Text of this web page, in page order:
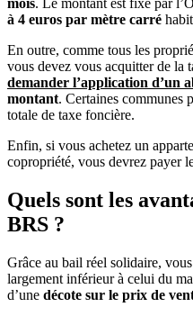
mois. Le montant est fixé par
à 4 euros par mètre carré
En outre, comme tous les
vous devez vous acquitter de la
demander l’application d’un
montant. Certaines communes
totale de taxe foncière.
Enfin, si vous achetez un
copropriété, vous devrez payer
Quels sont les
BRS ?
Grâce au bail réel solidaire,
largement inférieur à celui du
d’une décote sur le prix de